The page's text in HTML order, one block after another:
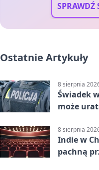
SPRAWDŹ
Ostatnie Artykuły
8 sierpnia
Świadek
może
8 sierpnia
Indie w
pachną